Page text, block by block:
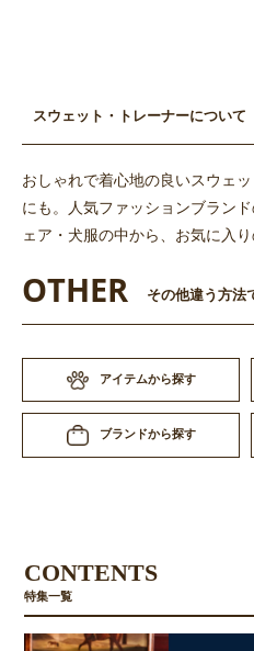
スウェット・トレーナーについて
おしゃれで着心地の良いスウェ
にも。人気ファッションブラン
ェア・犬服の中から、お気に入
OTHER その他違う方法
アイテムから探す
ブランドから探す
CONTENTS
特集一覧